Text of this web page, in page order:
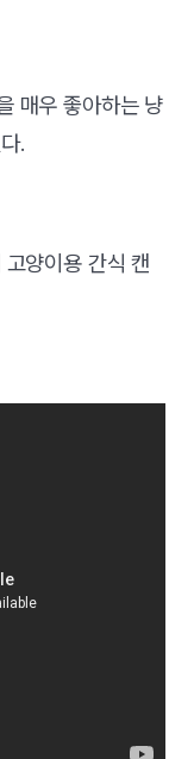
매우 좋아하는 냥
.
양이용 간식 캔